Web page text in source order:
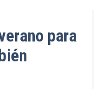
para